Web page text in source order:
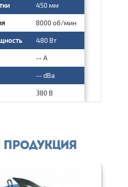
450 мм
8000 об/мин
480 Вт
-- А
-- dBa
380 В